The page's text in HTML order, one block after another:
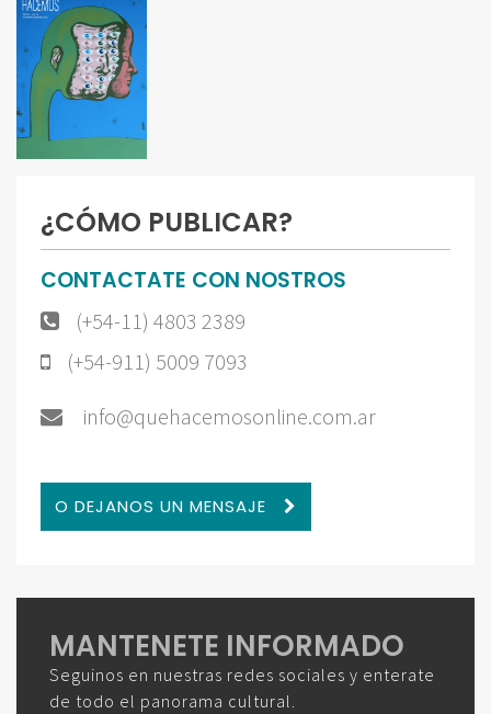
¿CÓMO PUBLICAR?
CONTACTATE CON NOSTROS
(+54-11) 4803 2389
(+54-911) 5009 7093
info@quehacemosonline.com.ar
O DEJANOS UN MENSAJE
MANTENETE INFORMADO
Seguinos en nuestras redes sociales y enterate
de todo el panorama cultural.